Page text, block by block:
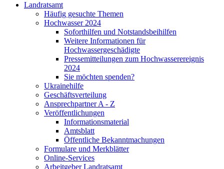
Landratsamt
Häufig gesuchte Themen
Hochwasser 2024
Soforthilfen und Notstandsbeihilfen
Weitere Informationen für
Hochwassergeschädigte
Pressemitteilungen zum Hochwasserereignis
2024
Sie möchten spenden?
Ukrainehilfe
Geschäftsverteilung
Ansprechpartner A - Z
Veröffentlichungen
Informationsmaterial
Amtsblatt
Öffentliche Bekanntmachungen
Formulare und Merkblätter
Online-Services
Arbeitgeber Landratsamt